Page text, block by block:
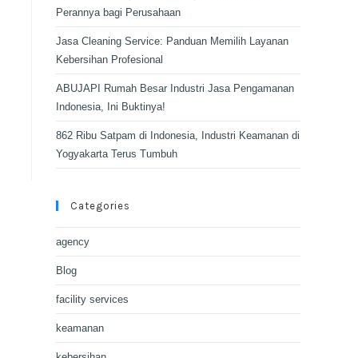
Perannya bagi Perusahaan
Jasa Cleaning Service: Panduan Memilih Layanan
Kebersihan Profesional
ABUJAPI Rumah Besar Industri Jasa Pengamanan
Indonesia, Ini Buktinya!
862 Ribu Satpam di Indonesia, Industri Keamanan di
Yogyakarta Terus Tumbuh
Categories
agency
Blog
facility services
keamanan